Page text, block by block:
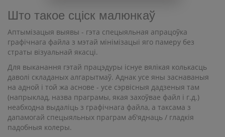
Што такое сціск малюнкаў
Аптымізацыя выявы - гэта спецыяльная апрацоўка
графічнага файла з мэтай мінімізацыі яго памеру без
страты візуальнай якасці.
Для выканання гэтай працэдуры існуе вялікая колькасць
даволі складаных алгарытмаў. Аднак усе яны заснаваныя
на адной і той жа аснове - усе сэрвісныя дадзеныя там
(напрыклад, назва праграмы, якая захоўвае файл і г.д.)
неабходна выдаліць з графічнага файла, а таксама з
дапамогай спецыяльных праграм аб'яднаць / гладкія
падобныя колеры.